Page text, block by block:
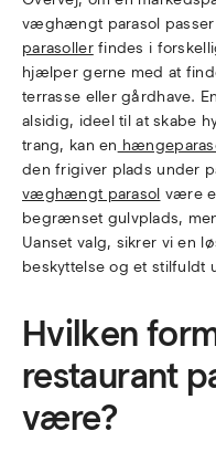
væghængt parasol passer
parasollerfindes i
hjælper gerne med at
terrasse eller gårdhave. En
alsidig, ideel til at skabe
trang, kan en
den frigiver plads under
væghængt parasol være
begrænset gulvplads,
Uanset valg, sikrer vi en
beskyttelse og et stilfuldt
Hvilken
restaurant
være?